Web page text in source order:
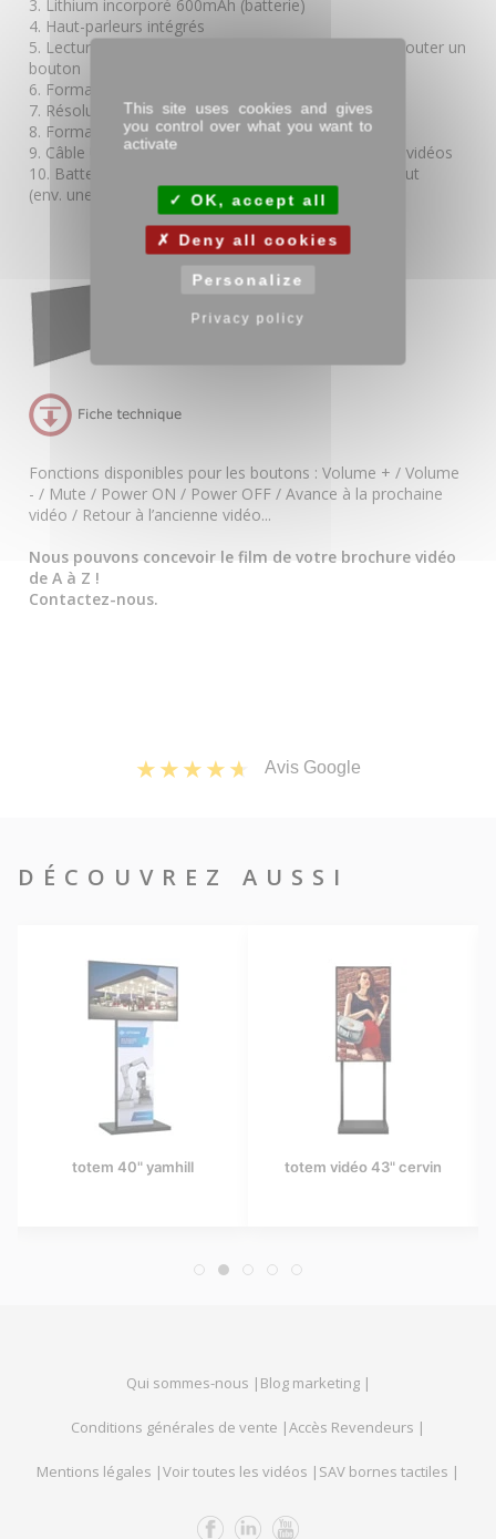
3. Lithium incorporé 600mAh (batterie)
4. Haut-parleurs intégrés
5. Lecture automatique de la vidéo ou possibilité d’ajouter un
bouton
6. Format de lecture : AVI/MP4/MPEG etc.
7. Résolution : 480x272 px
8. Format A4 ou A5
9. Câble USB fourni pour charger ou télécharger des vidéos
10. Batterie d’une heure en lecture continue par défaut
(env. une centaine d’ouvertures)
Fonctions disponibles pour les boutons : Volume + / Volume
- / Mute / Power ON / Power OFF / Avance à la prochaine
vidéo / Retour à l’ancienne vidéo...
Nous pouvons concevoir le film de votre brochure vidéo
de A à Z !
Contactez-nous.
Avis Google
DÉCOUVREZ AUSSI
totem 40" yamhill totem vidéo 43" cervin
Qui sommes-nous | Blog marketing |
Conditions générales de vente |Accès Revendeurs |
Mentions légales |Voir toutes les vidéos | SAV bornes tactiles |
This site uses cookies and gives
you control over what you want to
activate
OK, accept all
Deny all cookies
Personalize
Privacy policy